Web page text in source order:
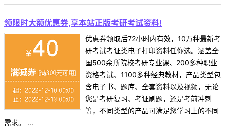
领限时大额优惠券,享本站正版考研考试资料!
优惠券领取后72小时内有效，10万种最新考
研考试考证类电子打印资料任你选。涵盖全
国500余所院校考研专业课、200多种职业
资格考试、1100多种经典教材，产品类型包
含电子书、题库、全套资料以及视频，无论
您是考研复习、考证刷题，还是考前冲刺
等，不同类型的产品可满足您学习上的不同
需求。 ...